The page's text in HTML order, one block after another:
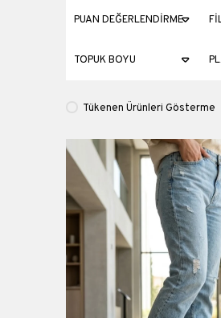
PUAN DEĞERLENDIRME
TOPUK BOYU